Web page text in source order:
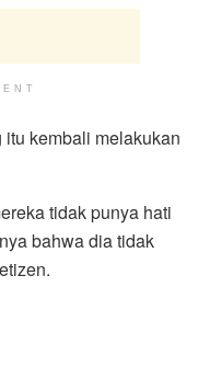
kembali melakukan
tidak punya hati
bahwa dia tidak